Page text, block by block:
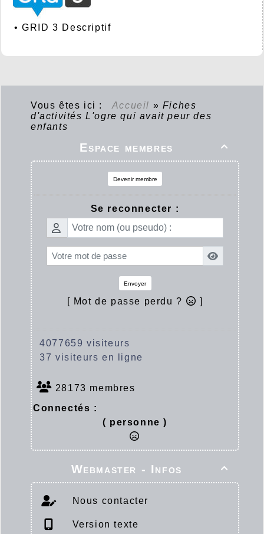
•GRID 3 Descriptif
Vous êtes ici : Accueil » Fiches
d'activités L'ogre qui avait peur des
enfants

Espace membres
Devenir membre
Se reconnecter :
Envoyer
[ Mot de passe perdu ? ]
4077659 visiteurs
37 visiteurs en ligne
28173 membres
Connectés :
( personne )

Webmaster - Infos
Nous contacter
Version texte